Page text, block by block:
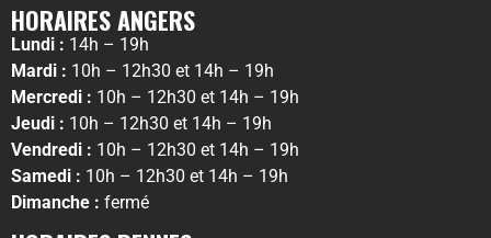
HORAIRES ANGERS
Lundi : 14h – 19h
Mardi : 10h – 12h30 et 14h – 19h
Mercredi : 10h – 12h30 et 14h – 19h
Jeudi : 10h – 12h30 et 14h – 19h
Vendredi : 10h – 12h30 et 14h – 19h
Samedi : 10h – 12h30 et 14h – 19h
Dimanche : fermé